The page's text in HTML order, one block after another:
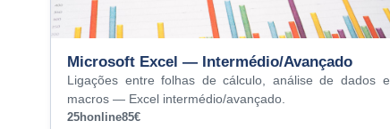
Microsoft Excel — Intermédio/Avançado
Ligações entre folhas de cálculo, análise de dados e
macros — Excel intermédio/avançado.
25honline85€